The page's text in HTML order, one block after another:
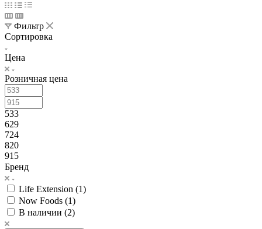
Фильтр
Сортировка
Цена
Розничная цена
533
629
724
820
915
Бренд
Life Extension (1)
Now Foods (1)
В наличии (2)